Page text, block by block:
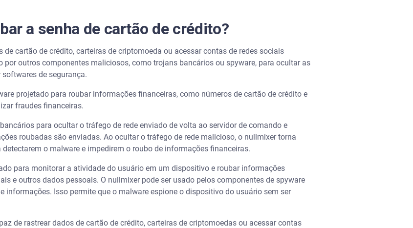
a senha de cartão de crédito?
de cartão de crédito, carteiras de criptomoeda ou acessar contas de redes sociais
por outros componentes maliciosos, como trojans bancários ou spyware, para ocultar as
de segurança.
projetado para roubar informações financeiras, como números de cartão de crédito e
fraudes financeiras.
para ocultar o tráfego de rede enviado de volta ao servidor de comando e
roubadas são enviadas. Ao ocultar o tráfego de rede malicioso, o nullmixer torna
o malware e impedirem o roubo de informações financeiras.
para monitorar a atividade do usuário em um dispositivo e roubar informações
e outros dados pessoais. O nullmixer pode ser usado pelos componentes de spyware
informações. Isso permite que o malware espione o dispositivo do usuário sem ser
de rastrear dados de cartão de crédito, carteiras de criptomoedas ou acessar contas